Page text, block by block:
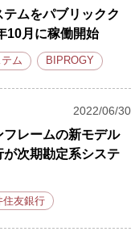
ムをパブリックク
10月に稼働開始
ム BIPROGY
2022/06/30
レームの新モデル
次期勘定系システ
住友銀行